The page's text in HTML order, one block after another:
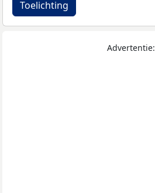
Toelichting
Advertentie: